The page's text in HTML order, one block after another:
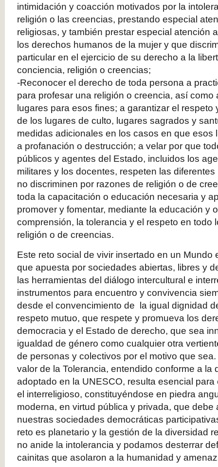
intimidación y coacción motivados por la
religión o las creencias, prestando especial
religiosas, y también prestar especial atención
los derechos humanos de la mujer y que
particular en el ejercicio de su derecho a la
conciencia, religión o creencias;
-Reconocer el derecho de toda persona a
para profesar una religión o creencia, así como
lugares para esos fines; a garantizar el
de los lugares de culto, lugares sagrados y
medidas adicionales en los casos en que esos
a profanación o destrucción; a velar por que
públicos y agentes del Estado, incluidos los
militares y los docentes, respeten las
no discriminen por razones de religión o de
toda la capacitación o educación necesaria y
promover y fomentar, mediante la educación y
comprensión, la tolerancia y el respeto en todo
religión o de creencias.
Este reto social de vivir insertado en un Mundo
que apuesta por sociedades abiertas, libres y
las herramientas del diálogo intercultural e
instrumentos para encuentro y convivencia
desde el convencimiento de la igual dignidad
respeto mutuo, que respete y promueva los
democracia y el Estado de derecho, que sea
igualdad de género como cualquier otra
de personas y colectivos por el motivo que
valor de la Tolerancia, entendido conforme a la
adoptado en la UNESCO, resulta esencial
el interreligioso, constituyéndose en piedra
moderna, en virtud pública y privada, que debe
nuestras sociedades democráticas
reto es planetario y la gestión de la diversidad
no anide la intolerancia y podamos desterrar
cainitas que asolaron a la humanidad y